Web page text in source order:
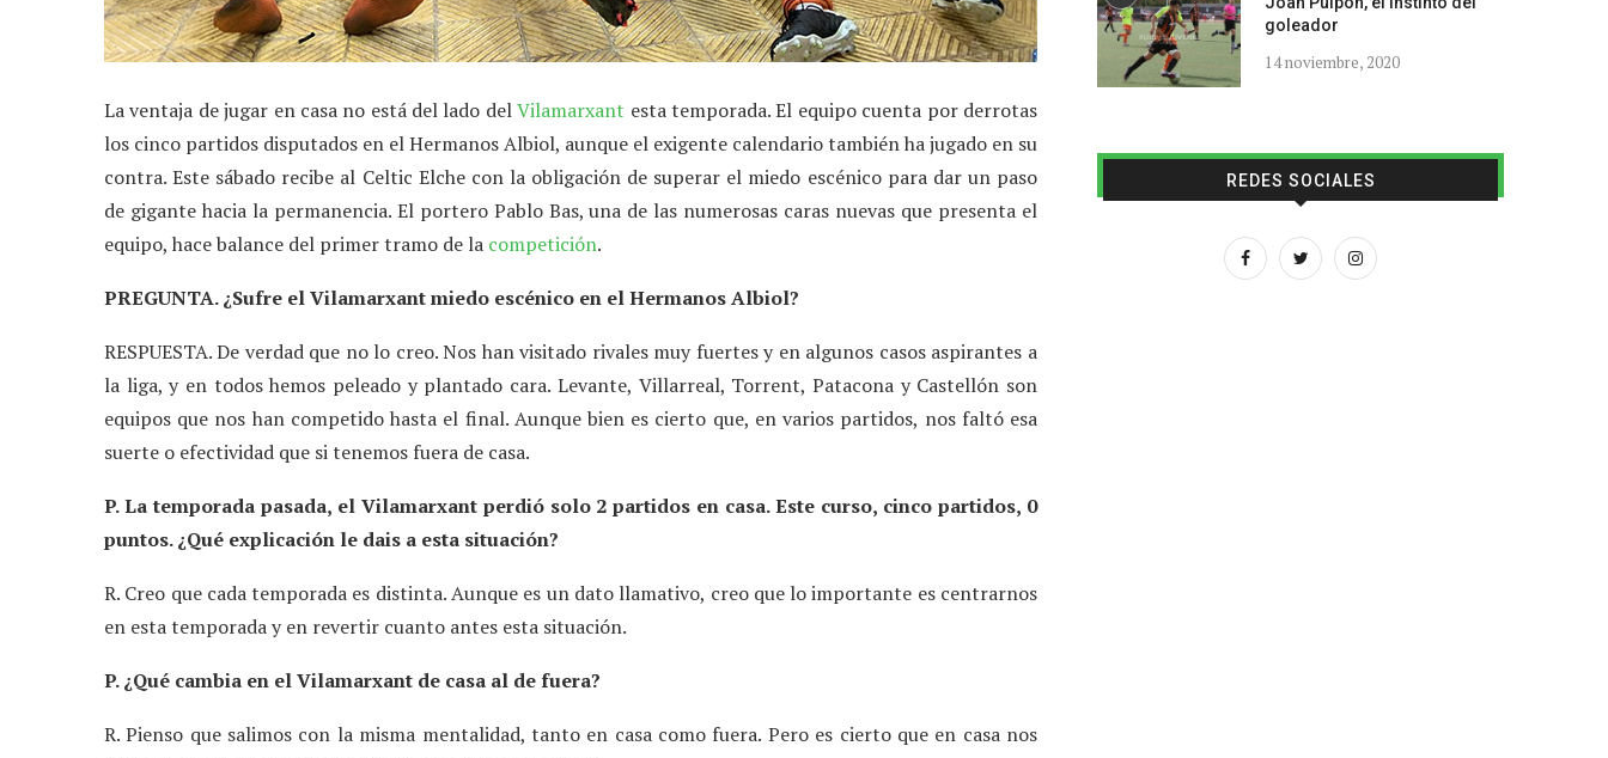
La ventaja de jugar en casa no está del lado delVilamarxant esta temporada. El equipo cuenta por derrotas
los cinco partidos disputados en el Hermanos Albiol, aunque el exigente calendario también ha jugado en su
contra. Este sábado recibe al Celtic Elche con la obligación de superar el miedo escénico para dar un paso
de gigante hacia la permanencia. El portero Pablo Bas, una de las numerosas caras nuevas que presenta el
equipo, hace balance del primer tramo de la competición.
PREGUNTA. ¿Sufre el Vilamarxant miedo escénico en el Hermanos Albiol?
RESPUESTA. De verdad que no lo creo. Nos han visitado rivales muy fuertes y en algunos casos aspirantes a
la liga, y en todos hemos peleado y plantado cara. Levante, Villarreal, Torrent, Patacona y Castellón son
equipos que nos han competido hasta el final. Aunque bien es cierto que, en varios partidos, nos faltó esa
suerte o efectividad que si tenemos fuera de casa.
P. La temporada pasada, el Vilamarxant perdió solo 2 partidos en casa. Este curso, cinco partidos, 0
puntos. ¿Qué explicación le dais a esta situación?
R. Creo que cada temporada es distinta. Aunque es un dato llamativo, creo que lo importante es centrarnos
en esta temporada y en revertir cuanto antes esta situación.
P. ¿Qué cambia en el Vilamarxant de casa al de fuera?
R. Pienso que salimos con la misma mentalidad, tanto en casa como fuera. Pero es cierto que en casa nos
goleador
14 noviembre, 2020
REDES SOCIALES